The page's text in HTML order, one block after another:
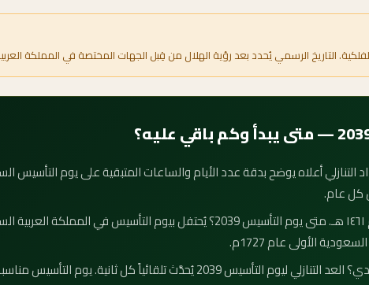
التاريخ الرسمي يُحدد بعد رؤية الهلال من قِبل الجهات المختصة في المملكة
كل عام.
موعد يوم التأسيس 2039 هو ٢٨ محرم ١٤٦١ هـ. متى يوم التأسيس 2039؟ يُحتفل بيوم
الأولى عام 1727م.
كم يوم باقي على يوم التأسيس السعودي؟ العد التنازلي ليوم التأسيس 2039 يُحدَّث